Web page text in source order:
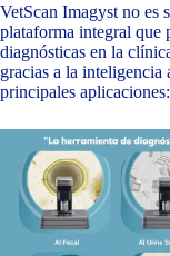
VetScan Imagyst no es
plataforma integral que
diagnósticas en la
gracias a la
principales aplicaciones: